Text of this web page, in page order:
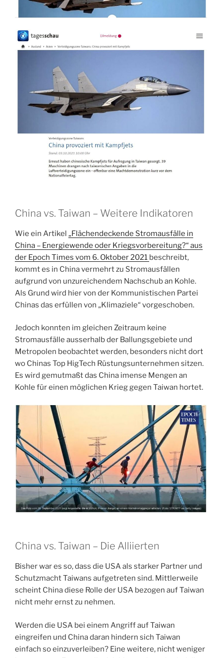
China vs. Taiwan – Weitere Indikatoren
Wie ein Artikel „Flächendeckende Stromausfälle in
China – Energiewende oder Kriegsvorbereitung?“ aus
der Epoch Times vom 6. Oktober 2021 beschreibt,
kommt es in China vermehrt zu Stromausfällen
aufgrund von unzureichendem Nachschub an Kohle.
Als Grund wird hier von der Kommunistischen Partei
Chinas das erfüllen von „Klimaziele“ vorgeschoben.
Jedoch konnten im gleichen Zeitraum keine
Stromausfälle ausserhalb der Ballungsgebiete und
Metropolen beobachtet werden, besonders nicht dort
wo Chinas Top HigTech Rüstungsunternehmen sitzen.
Es wird gemutmaßt das China imense Mengen an
Kohle für einen möglichen Krieg gegen Taiwan hortet.
China vs. Taiwan – Die Alliierten
Bisher war es so, dass die USA als starker Partner und
Schutzmacht Taiwans aufgetreten sind. Mittlerweile
scheint China diese Rolle der USA bezogen auf Taiwan
nicht mehr ernst zu nehmen.
Werden die USA bei einem Angriff auf Taiwan
eingreifen und China daran hindern sich Taiwan
einfach so einzuverleiben? Eine weitere, nicht weniger